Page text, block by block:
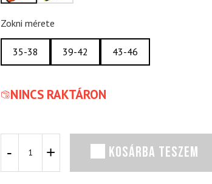
Zokni mérete
35-38 39-42 43-46
NINCS RAKTÁRON
DYNAFIT
KOSÁRBA TESZEM